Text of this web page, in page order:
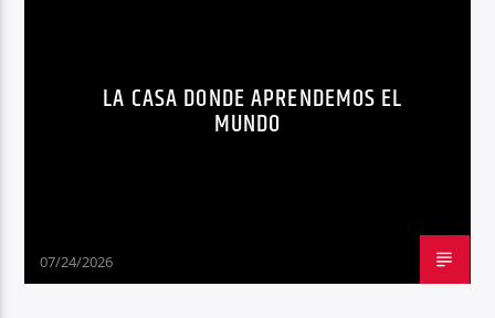
LA CASA DONDE APRENDEMOS EL
MUNDO
07/24/2026